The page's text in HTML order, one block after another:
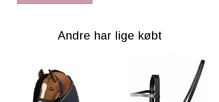
Andre har lige købt